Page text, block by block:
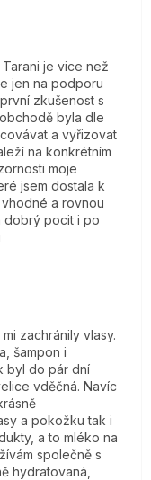
5 hviezdičiek.
je vice než
jen na podporu
zkušenost s
byla dle
a vyřizovat
na konkrétním
moje
jsem dostala k
a rovnou
dobrý pocit i po
5 hviezdičiek.
zachránily vlasy.
šampon i
byl do pár dní
vděčná. Navíc
a pokožku tak i
a to mléko na
společně s
hydratovaná,